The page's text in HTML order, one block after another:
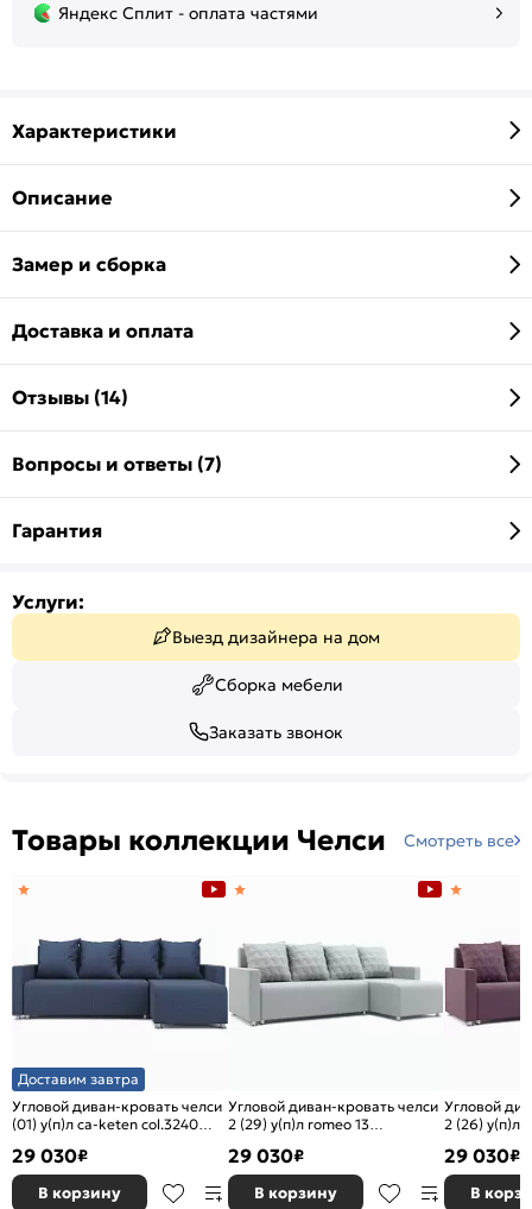
Яндекс Сплит - оплата частями
Характеристики
Описание
Замер и сборка
Доставка и оплата
Отзывы (14)
Вопросы и ответы (7)
Гарантия
Услуги:
Выезд дизайнера на дом
Сборка мебели
Заказать звонок
Товары коллекции Челси Смотреть все
Доставим завтра
Угловой диван-кровать челси
(01) у(п)л ca-keten col.3240
29 030₽
В корзину
Угловой диван-кровать челси
2 (29) у(п)л romeo 13
29 030₽
В корзину
Угловой
2 (26) у(п)л
29 030₽
В